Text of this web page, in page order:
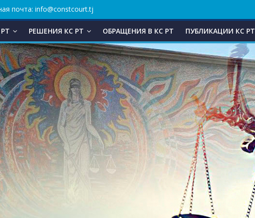
почта: info@constcourt.tj
РЕШЕНИЯ КС РТ ОБРАЩЕНИЯ В КC РТ ПУБЛИКАЦИИ КС РТ